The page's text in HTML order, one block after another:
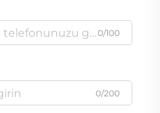
0/100
0/200